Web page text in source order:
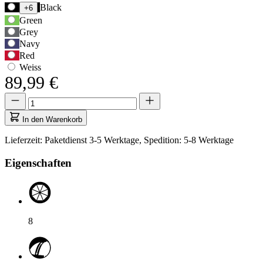
Verwenden
Sie
die
Tabulatortaste,
um
zur
ersten
Auswahloption
zu
navigieren,
und
anschließend
Pfeiltasten,
zwischen
Optionen
wechseln.
+6
Black
Green
Grey
Navy
Red
Weiss
89,99 €
Menge
aktualisiert
auf
1
Menge
In den Warenkorb
Lieferzeit: Paketdienst 3-5 Werktage, Spedition: 5-8 Werktage
Eigenschaften
8